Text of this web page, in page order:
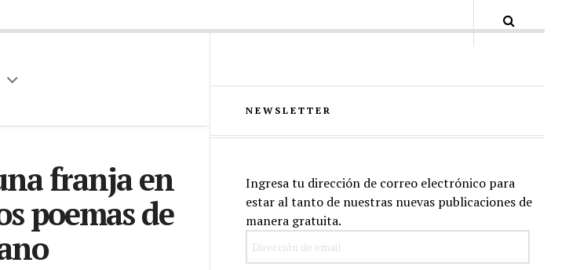
franja en
poemas de
NEWSLETTER
Ingresa tu dirección de correo electrónico para
estar al tanto de nuestras nuevas publicaciones de
manera gratuita.